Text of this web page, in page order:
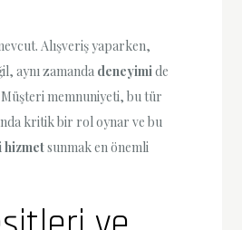
Alışveriş yaparken,
aynı zamanda deneyimi de
memnuniyeti, bu tür
kritik bir rol oynar ve bu
hizmetsunmak en önemli